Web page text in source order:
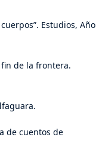
Estudios, Año
fin de la frontera.
de cuentos de